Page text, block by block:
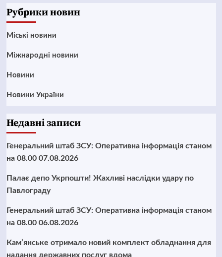
Рубрики новин
Mіські новини
Міжнародні новини
Новини
Новини України
Недавні записи
Генеральний штаб ЗСУ: Оперативна інформація станом
на 08.00 07.08.2026
Палає депо Укрпошти! Жахливі наслідки удару по
Павлограду
Генеральний штаб ЗСУ: Оперативна інформація станом
на 08.00 06.08.2026
Кам’янське отримало новий комплект обладнання для
надання державних послуг вдома